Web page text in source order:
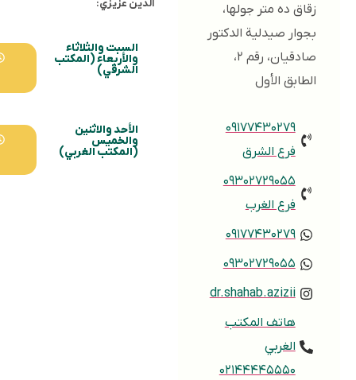
ده متر جولها،
صيدلية الدكتور
صادقيان، رقم ۲،
الأول
۰۹۱۷۷۴۳۰۲۷۹
فرع الشرق
۰۹۳۰۲۷۲۹۰۵۵
فرع الغرب
۰۹۱۷۷۴۳۰۲۷۹
۰۹۳۰۲۷۲۹۰۵۵
dr.shahab.azizii
هاتف المكتب
۰۲۱۴۴۴۴۵۵۵۰
السبت والثلاثاء
والأربعاء (المكتب ۲۰:۰۰
الأحد والاثنين
(المكتب الغربي)
۲۰:۰۰